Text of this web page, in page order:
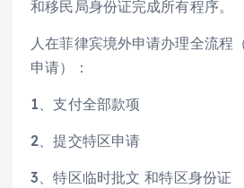
和移民局身份证完成所有程序。
人在菲律宾境外申请办理全流程
申请）：
1、支付全部款项
2、提交特区申请
3、特区临时批文 和特区身份证